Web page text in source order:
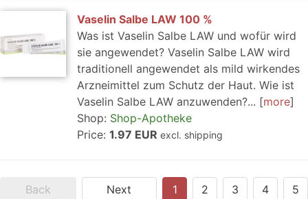
Vaselin Salbe LAW 100 %
Was ist Vaselin Salbe LAW und wofür wird
sie angewendet? Vaselin Salbe LAW wird
traditionell angewendet als mild wirkendes
Arzneimittel zum Schutz der Haut. Wie ist
Vaselin Salbe LAW anzuwenden?...
more
Shop: Shop-Apotheke
Price: 1.97 EUR excl. shipping
Back Next 1 2 3 4 5